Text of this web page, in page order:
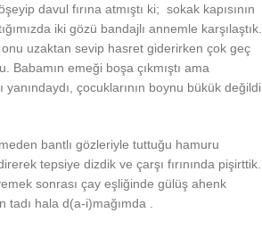
davul fırına atmıştı ki; sokak kapısının
iki gözü bandajlı annemle karşılaştık.
onu uzaktan sevip hasret giderirken çok geç
Babamın emeği boşa çıkmıştı ama
çocuklarının boynu bükük değildi
bantlı gözleriyle tuttuğu hamuru
tepsiye dizdik ve çarşı fırınında pişirttik.
sonrası çay eşliğinde gülüş ahenk
tadı hala d(a-i)mağımda .